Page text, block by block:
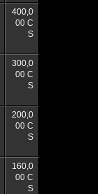
400,0
00 C
S
300,0
00 C
S
200,0
00 C
S
160,0
00 C
S